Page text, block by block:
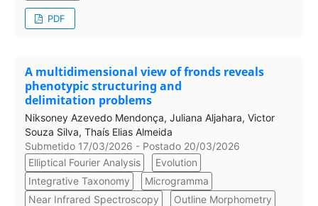
PDF
A multidimensional view of fronds reveals
phenotypic structuring and
delimitation problems
Niksoney Azevedo Mendonça, Juliana Aljahara, Victor
Souza Silva, Thaís Elias Almeida
Submetido 17/03/2026 - Postado 20/03/2026
Elliptical Fourier Analysis
Evolution
Integrative Taxonomy
Microgramma
Near Infrared Spectroscopy
Outline Morphometry